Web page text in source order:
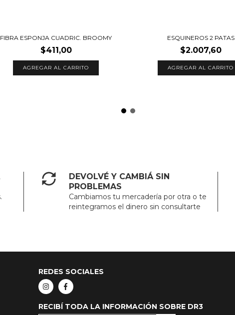
FIBRA ESPONJA CUADRIC. BROOMY
$411,00
ESQUINEROS 2 PATAS
$2.007,60
DEVOLVÉ Y CAMBIÁ SIN
PROBLEMAS
Cambiamos tu mercadería por otra o te
reintegramos el dinero sin consultarte
REDES SOCIALES
RECIBÍ TODA LA INFORMACIÓN SOBRE DR3